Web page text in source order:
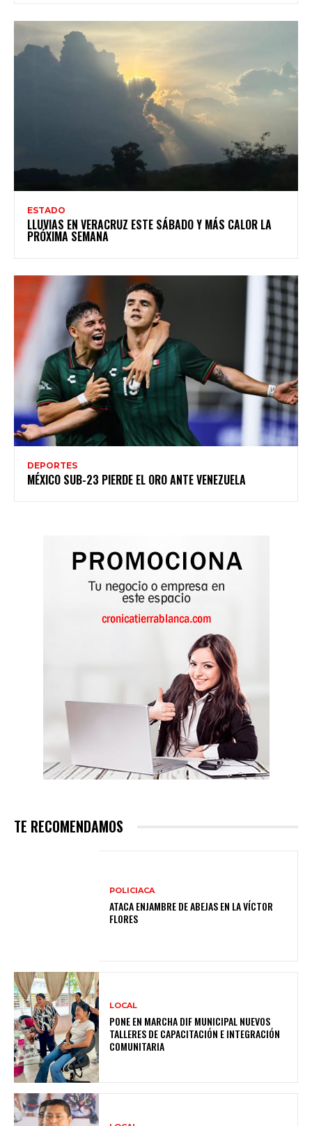
ESTADO
LLUVIAS EN VERACRUZ ESTE SÁBADO Y MÁS CALOR LA
PRÓXIMA SEMANA
DEPORTES
MÉXICO SUB-23 PIERDE EL ORO ANTE VENEZUELA
TE RECOMENDAMOS
POLICIACA
ATACA ENJAMBRE DE ABEJAS EN LA VÍCTOR
FLORES
LOCAL
PONE EN MARCHA DIF MUNICIPAL NUEVOS
TALLERES DE CAPACITACIÓN E INTEGRACIÓN
COMUNITARIA